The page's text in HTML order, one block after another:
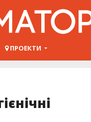
ПРОЕКТИ